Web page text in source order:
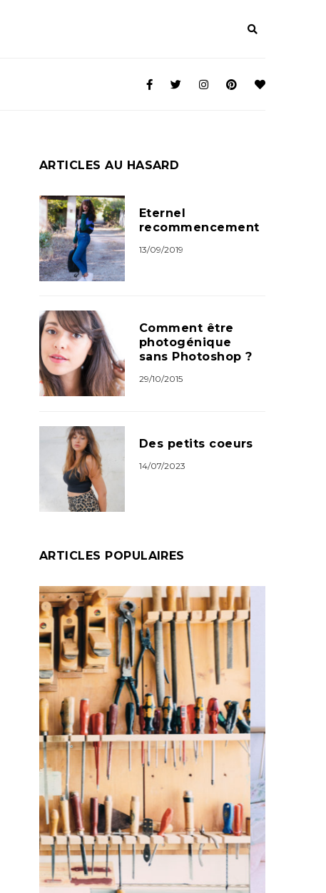
ARTICLES AU HASARD
Eternel
recommencement
13/09/2019
Comment être
photogénique
sans Photoshop ?
29/10/2015
Des petits coeurs
14/07/2023
ARTICLES POPULAIRES